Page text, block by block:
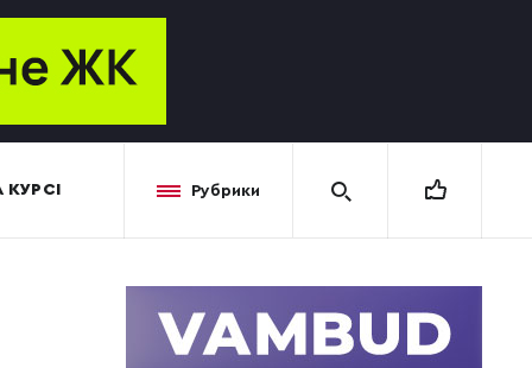
Рубрики